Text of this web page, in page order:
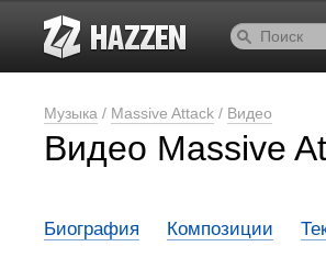
Музыка / Massive Attack / Видео
Видео Massive
Биография Композиции